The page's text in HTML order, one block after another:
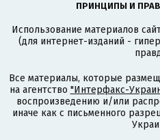
ПРИНЦИПЫ И
Использование материалов
(для интернет-изданий -
Все материалы, которые
на агентство "Интерфакс-
воспроизведению и/или
иначе как с письменного